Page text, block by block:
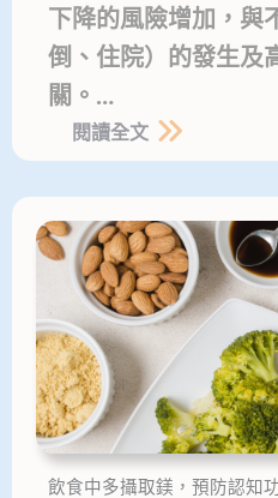
下降的風險增加，與
倒、住院）的發生及
關。…
閱讀全文
飲食中多攝取鎂，預防認知